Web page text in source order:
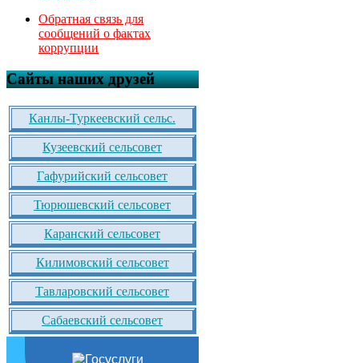
Обратная связь для
сообщений о фактах
коррупции
Сайты наших друзей
Канлы-Туркеевский сельс.
Кузеевский сельсовет
Гафурийский сельсовет
Тюрюшевский сельсовет
Каранский сельсовет
Килимовский сельсовет
Тавларовский сельсовет
Сабаевский сельсовет